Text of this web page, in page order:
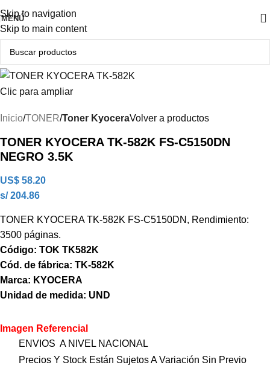
Skip to navigation
Skip to main content
MENÚ
Producto Original
Clic para ampliar
Inicio TONER Toner KyoceraVolver a productos
TONER KYOCERA TK-582K FS-C5150DN
NEGRO 3.5K
US$ 58.20
s/ 204.86
TONER KYOCERA TK-582K FS-C5150DN, Rendimiento:
3500 páginas.
Código: TOK TK582K
Cód. de fábrica: TK-582K
Marca: KYOCERA
Unidad de medida: UND
Imagen Referencial
ENVIOS A NIVEL NACIONAL
Precios Y Stock Están Sujetos A Variación Sin Previo